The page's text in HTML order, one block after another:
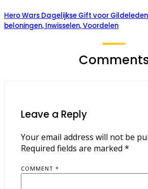
Hero Wars Dagelijkse Gift voor
beloningen, Inwisselen, Voordelen
Leave a Reply
Your email address will not be
Required fields are marked *
COMMENT *